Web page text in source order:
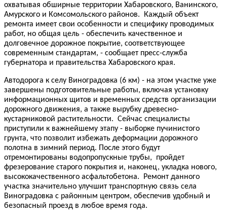
охватывая обширные территории Хабаровского, Ванинского,
Амурского и Комсомольского районов. Каждый объект
ремонта имеет свои особенности и специфику проводимых
работ, но общая цель - обеспечить качественное и
долговечное дорожное покрытие, соответствующее
современным стандартам, - сообщает пресс-служба
губернатора и правительства Хабаровского края.
Автодорога к селу Виноградовка (6 км) - на этом участке уже
завершены подготовительные работы, включая установку
информационных щитов и временных средств организации
дорожного движения, а также вырубку древесно-
кустарниковой растительности. Сейчас специалисты
приступили к важнейшему этапу - выборке пучинистого
грунта, что позволит избежать деформации дорожного
полотна в зимний период. После этого будут
отремонтированы водопропускные трубы, пройдет
фрезерование старого покрытия и, наконец, укладка нового,
высококачественного асфальтобетона. Ремонт данного
участка значительно улучшит транспортную связь села
Виноградовка с районным центром, обеспечив удобный и
безопасный проезд в любое время года.